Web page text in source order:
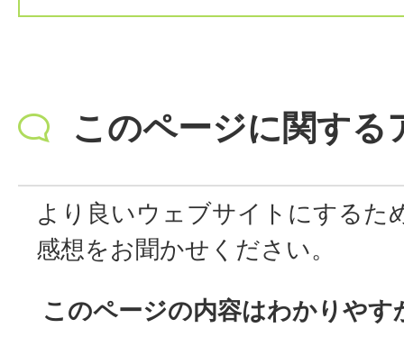
このページに関する
より良いウェブサイトにするた
感想をお聞かせください。
このページの内容はわかりやす